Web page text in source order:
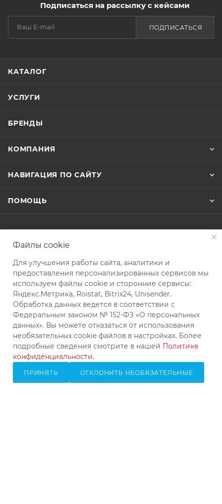
Подписаться на рассылку с кейсами
ПОДПИСАТЬСЯ
КАТАЛОГ
УСЛУГИ
БРЕНДЫ
КОМПАНИЯ
НАВИГАЦИЯ ПО САЙТУ
ПОМОЩЬ
info@kvip.su
Екатеринбург, ул. Колхозников,
д. 59А, офис 303
Файлы cookie
Для улучшения работы сайта, аналитики и
предоставления персонализированных сервисов мы
используем файлы cookie и сторонние сервисы:
Яндекс.Метрика, Roistat, Bitrix24, Unisender.
Обработка данных ведется в соответствии с
Федеральным законом № 152-ФЗ «О персональных
данных». Вы можете отказаться от использования
необязательных cookie файлов в настройках. Более
подробные сведения смотрите в нашей Политике
конфиденциальности.
ПРИНЯТЬ ОТКЛОНИТЬ НЕОБЯЗАТЕЛЬНЫЕ